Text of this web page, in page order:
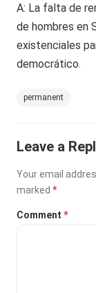
A: La falta de
de hombres en
existenciales
democrático.
permanent
Leave a
Your email
marked*
Comment*